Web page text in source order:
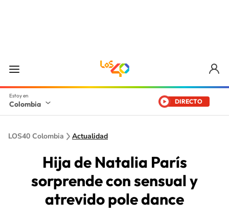
Colombia DIRECTO
LOS40 Colombia Actualidad
Hija de Natalia París
sorprende con sensual y
atrevido pole dance